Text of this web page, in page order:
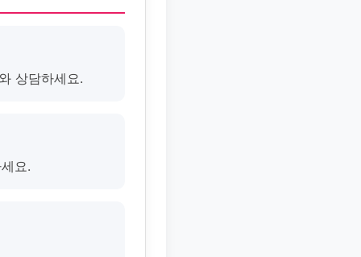
상담하세요.
요.